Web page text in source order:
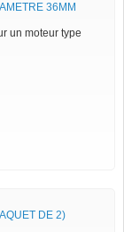
36MM
un moteur type
DE 2)